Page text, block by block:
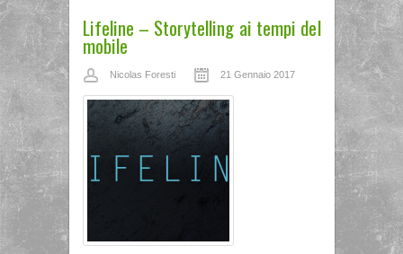
Lifeline – Storytelling ai tempi del
mobile
Nicolas Foresti 21 Gennaio 2017